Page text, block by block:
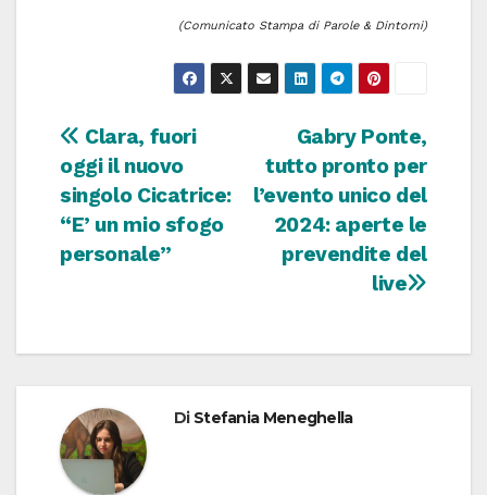
(Comunicato Stampa di Parole & Dintorni)
Navigazione
articoli
Gabry Ponte,
tutto pronto per
l’evento unico del
2024: aperte le
prevendite del
live
Clara, fuori
oggi il nuovo
singolo Cicatrice:
“E’ un mio sfogo
personale”
Di Stefania Meneghella